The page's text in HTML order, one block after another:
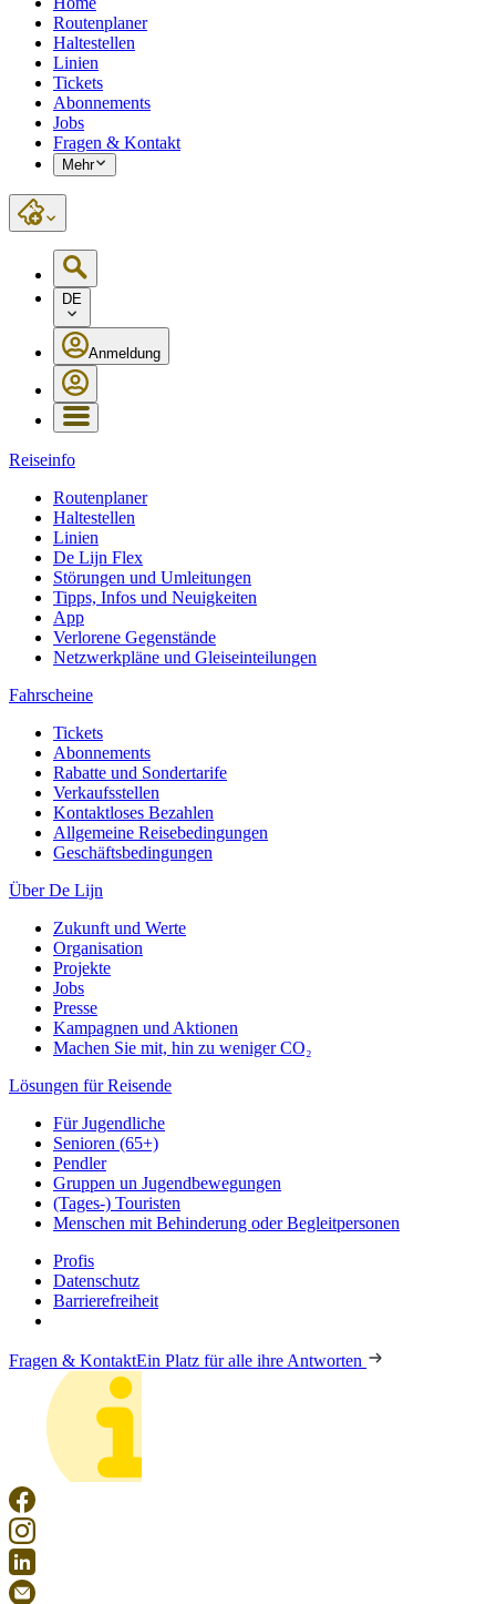
Routenplaner
Haltestellen
Linien
Tickets
Abonnements
Jobs
Fragen & Kontakt
Mehr
DE
Anmeldung
Reiseinfo
Routenplaner
Haltestellen
Linien
De Lijn Flex
Störungen und Umleitungen
Tipps, Infos und Neuigkeiten
App
Verlorene Gegenstände
Netzwerkpläne und Gleiseinteilungen
Fahrscheine
Tickets
Abonnements
Rabatte und Sondertarife
Verkaufsstellen
Kontaktloses Bezahlen
Allgemeine Reisebedingungen
Geschäftsbedingungen
Über De Lijn
Zukunft und Werte
Organisation
Projekte
Jobs
Presse
Kampagnen und Aktionen
Machen Sie mit, hin zu weniger CO₂
Lösungen für Reisende
Für Jugendliche
Senioren (65+)
Pendler
Gruppen un Jugendbewegungen
(Tages-) Touristen
Menschen mit Behinderung oder Begleitpersonen
Profis
Datenschutz
Barrierefreiheit
Fragen & KontaktEin Platz für alle ihre Antworten